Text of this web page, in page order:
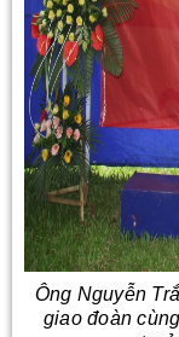
Ông Nguyễn
giao đoàn